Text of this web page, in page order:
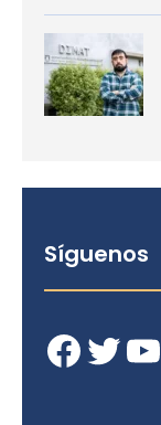
Síguenos
Facebook Twitter YouTube